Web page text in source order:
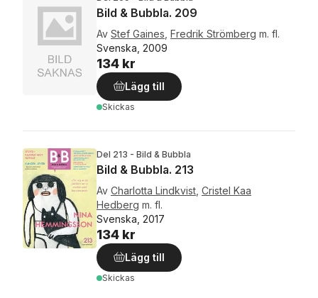
Bild & Bubbla. 209
Av Stef Gaines Fredrik Strömberg m. fl.
Svenska, 2009
134 kr
Lägg till
Skickas
Del 213 - Bild & Bubbla
Bild & Bubbla. 213
Av Charlotta Lindkvist Cristel Kaa
Hedberg m. fl.
Svenska, 2017
134 kr
Lägg till
Skickas